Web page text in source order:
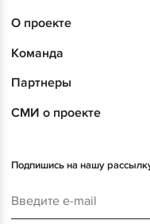
О проекте
Команда
Партнеры
СМИ о проекте
Подпишись на нашу